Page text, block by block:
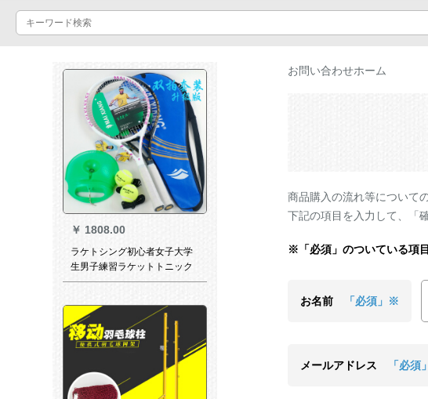
￥ 1808.00
ラケトシング初心者女子大学
生男子練習ラケットトニック
テープ線引きペアセット一体
器+2球）
お問い合わせホーム
商品購入の流れ等について
下記の項目を入力して、「
※「必須」のついている項
お名前 「必須」※
メールアドレス 「必須」